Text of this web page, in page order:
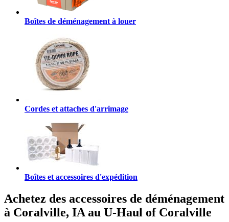
Boîtes de déménagement à louer
Cordes et attaches d'arrimage
Boîtes et accessoires d'expédition
Achetez des accessoires de déménagement
à Coralville, IA au U-Haul of Coralville